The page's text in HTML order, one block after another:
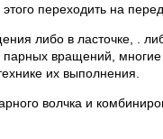
переходить на
либо в ласточке, .
вращений,
их выполнения.
волчка и